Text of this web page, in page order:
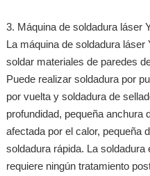
3. Máquina de soldadura láser
La máquina de soldadura
soldar materiales de paredes
Puede realizar soldadura por
por vuelta y soldadura de
profundidad, pequeña anchura
afectada por el calor, pequeña
soldadura rápida. La
requiere ningún tratamiento